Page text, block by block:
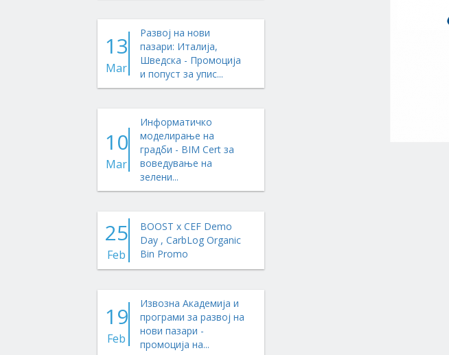
13
Mar
Развој на нови
пазари: Италија,
Шведска - Промоција
и попуст за упис...
10
Mar
Информатичко
моделирање на
градби - BIM Cert за
воведување на
зелени...
25
Feb
BOOST x CEF Demo
Day , CarbLog Organic
Bin Promo
19
Feb
Извозна Академија и
програми за развој на
нови пазари -
промоција на...